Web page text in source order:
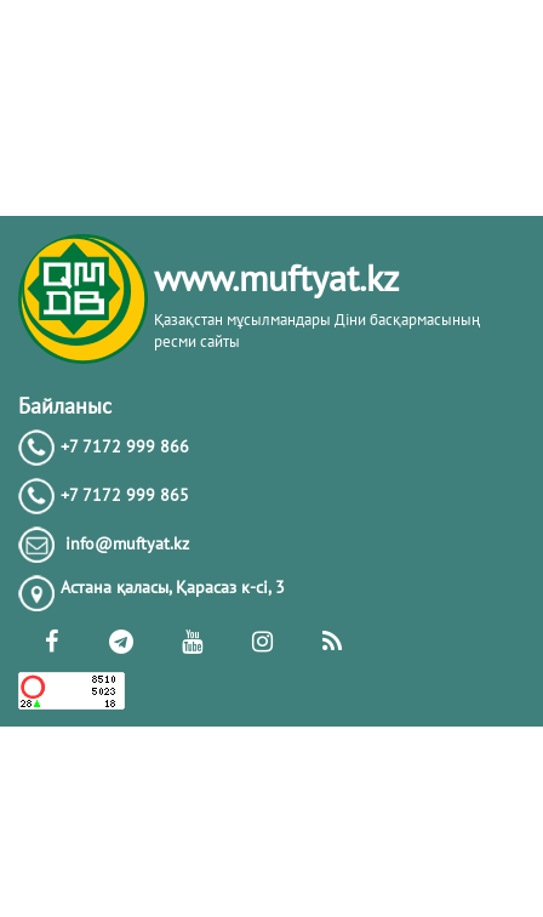
www.muftyat.kz
Қазақстан мұсылмандары Діни басқармасының
ресми сайты
Байланыс
+7 7172 999 866
+7 7172 999 865
info@muftyat.kz
Астана қаласы, Қарасаз к-сi, 3